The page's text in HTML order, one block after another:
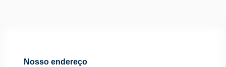
Nosso endereço